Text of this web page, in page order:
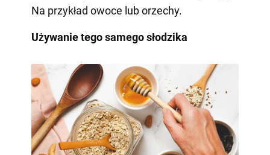
Na przykład owoce lub orzechy.
Używanie tego samego słodzika